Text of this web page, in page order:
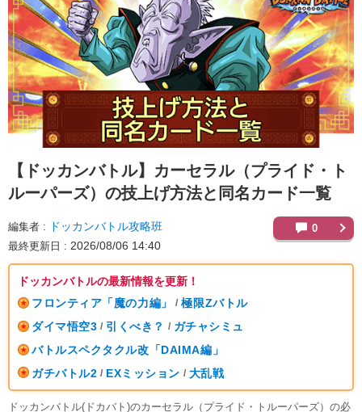
【ドッカンバトル】 カーセラル（プライド・ト
ルーパーズ）の技上げ方法と同名カード一覧
編集者 ドッカンバトル攻略班
最終更新日 2026/08/06 14:40
0
ドッカンバトルの最新情報を更新！
フロンティア「魔の力編」
/ 極限Zバトル
ダイマ悟空3 / 引くべき？ / ガチャシミュ
バトルスペクタクル改「DAIMA編」
ガチバトル2 / EXミッション / 大乱戦
ドッカンバトル(ドカバト)のカーセラル（プライド・トルーパーズ）の必